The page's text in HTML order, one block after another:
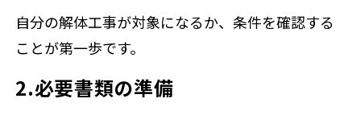
自分の解体工事が対象になるか、条件を確認する
ことが第一歩です。
2.必要書類の準備